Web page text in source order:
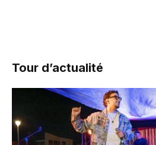
Tour d’actualité